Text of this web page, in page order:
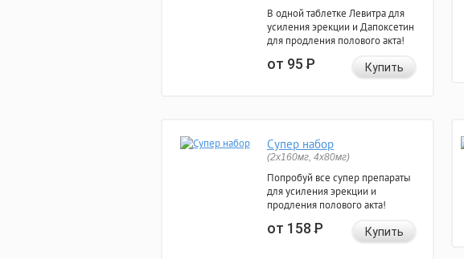
В одной таблетке Левитра для
усиления эрекции и Дапоксетин
для продления полового акта!
от 95Р Купить
Супер набор
(2х160мг, 4х80мг)
Попробуй все супер препараты
для усиления эрекции и
продления полового акта!
от 158Р Купить